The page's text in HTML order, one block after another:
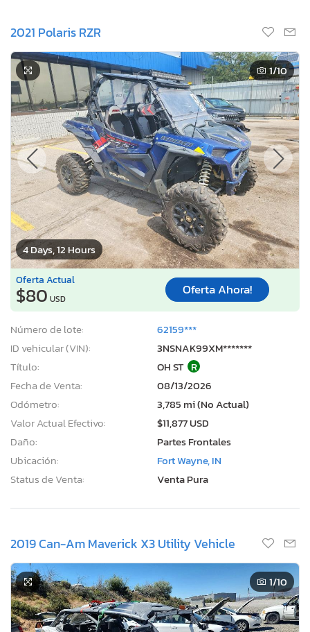
2021 Polaris RZR
4 Days, 12 Hours
1/10
Oferta Actual
$80 USD
Oferta Ahora!
Número de lote:
62159***
ID vehicular (VIN):
3NSNAK99XM*******
Título:
OH ST R
Fecha de Venta:
08/13/2026
Odómetro:
3,785 mi (No Actual)
Valor Actual Efectivo:
$11,877 USD
Daño:
Partes Frontales
Ubicación:
Fort Wayne, IN
Status de Venta:
Venta Pura
2019 Can-Am Maverick X3 Utility Vehicle
1/10